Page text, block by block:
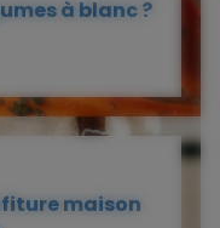
à blanc ?
maison